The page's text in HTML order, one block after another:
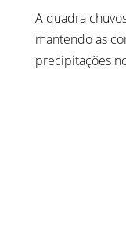
A quadra
mantendo as
precipitações